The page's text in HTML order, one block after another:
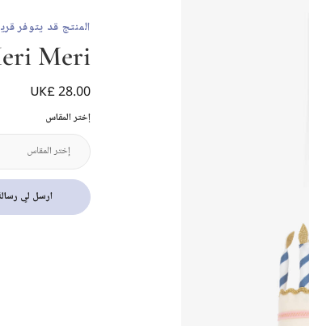
المنتج قد يتوفر
Meri
قبعة كعكة عيد الميلاد
UK£ 28.00
إختر المقاس
ارسل لي